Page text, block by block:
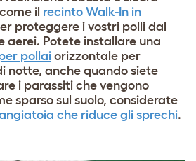
il recinto Walk-In in
proteggere i vostri polli dal
aerei. Potete installare una
pollaiorizzontale per
notte, anche quando siete
i parassiti che vengono
sparso sul suolo, considerate
che riduce gli sprechi.